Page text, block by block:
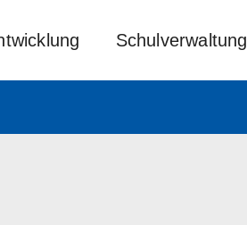
Schulverwaltung